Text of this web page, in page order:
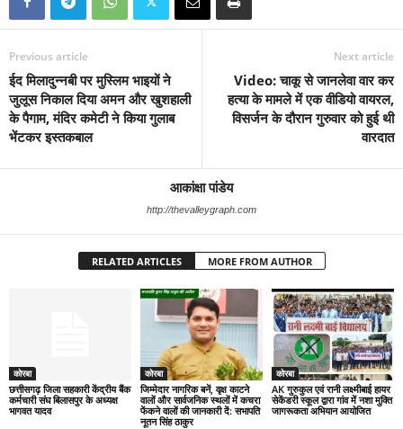
Previous article
ईद मिलादुन्नबी पर मुस्लिम भाइयों ने
जुलूस निकाल दिया अमन और खुशहाली
के पैगाम, मंदिर कमेटी ने किया गुलाब
भेंटकर इस्तकबाल
Next article
Video: चाकू से जानलेवा वार कर
हत्या के मामले में एक वीडियो वायरल,
विसर्जन के दौरान गुरुवार को हुई थी
वारदात
आकांक्षा पांडेय
http://thevalleygraph.com
RELATED ARTICLES MORE FROM AUTHOR
कोरबा
छत्तीसगढ़ जिला सहकारी केंद्रीय बैंक
कर्मचारी संघ बिलासपुर के अध्यक्ष
भागवत यादव
कोरबा
जिम्मेदार नागरिक बनें, वृक्ष काटने
वालों और सार्वजनिक स्थलों में कचरा
फेंकने वालों की जानकारी दें: सभापति
नूतन सिंह ठाकुर
कोरबा
AK गुरुकुल एवं रानी लक्ष्मीबाई हायर
सेकेंडरी स्कूल द्वारा गांव में नशा मुक्ति
जागरूकता अभियान आयोजित